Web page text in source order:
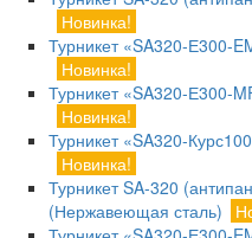
Новинка!
Турникет «SA320-Е300-
Новинка!
Турникет «SA320-Е300-
Новинка!
Турникет «SA320-
Новинка!
Турникет SA-320
(Нержавеющая сталь)